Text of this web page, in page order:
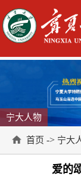
宁大人物
首页 -> 宁大
爱的